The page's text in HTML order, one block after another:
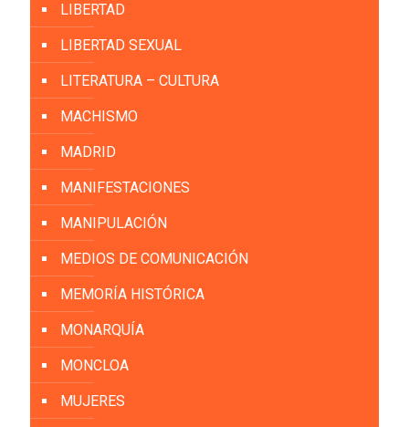
LIBERTAD
LIBERTAD SEXUAL
LITERATURA – CULTURA
MACHISMO
MADRID
MANIFESTACIONES
MANIPULACIÓN
MEDIOS DE COMUNICACIÓN
MEMORÍA HISTÓRICA
MONARQUÍA
MONCLOA
MUJERES